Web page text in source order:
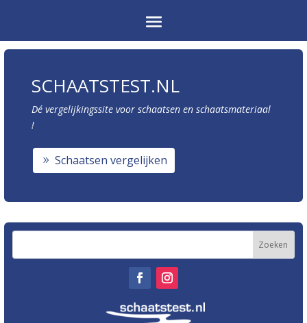
SCHAATSTEST.NL
Dé vergelijkingssite voor schaatsen en schaatsmateriaal
!
Schaatsen vergelijken